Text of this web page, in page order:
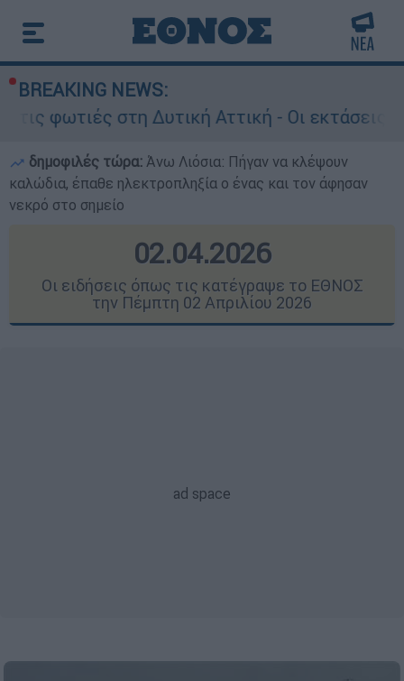
BREAKING NEWS:
Δυτική Αττική - Οι εκτάσεις που κάηκαν
δημοφιλές τώρα: Άνω Λιόσια: Πήγαν να κλέψουν
καλώδια, έπαθε ηλεκτροπληξία ο ένας και τον άφησαν
νεκρό στο σημείο
02.04.2026
Οι ειδήσεις όπως τις κατέγραψε το ΕΘΝΟΣ
την Πέμπτη 02 Απριλίου 2026